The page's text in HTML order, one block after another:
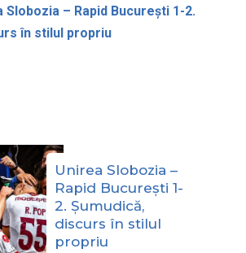
Slobozia – Rapid București 1-2.
în stilul propriu
Unirea Slobozia –
Rapid București 1-
2. Șumudică,
discurs în stilul
propriu